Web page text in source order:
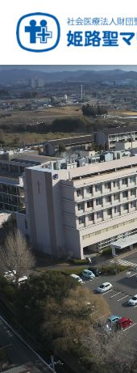
健康
つなぎ
周産
地
急性
学